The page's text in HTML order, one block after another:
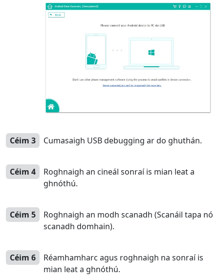
Céim 3 Cumasaigh USB debugging ar do ghuthán.
Céim 4
Roghnaigh an cineál sonraí is mian leat a
ghnóthú.
Céim 5
Roghnaigh an modh scanadh (Scanáil tapa nó
scanadh domhain).
Céim 6
Réamhamharc agus roghnaigh na sonraí is
mian leat a ghnóthú.